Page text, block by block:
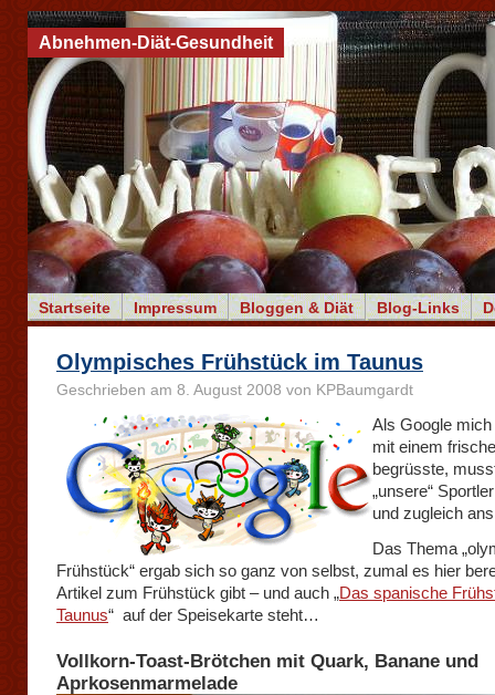
Startseite Impressum Bloggen & Diät Blog-Links
Abnehmen-Diät-Gesundheit
Olympisches Frühstück im Taunus
Geschrieben am 8. August 2008 von KPBaumgardt
Als Google mich
mit einem
begrüsste,
„unsere“
und zugleich
Das Thema
Frühstück“ ergab sich so ganz von selbst, zumal es hier
Artikel zum Frühstück gibt – und auch „Das spanische
Taunus“ auf der Speisekarte steht…
Vollkorn-Toast-Brötchen mit Quark, Banane und
Aprkosenmarmelade